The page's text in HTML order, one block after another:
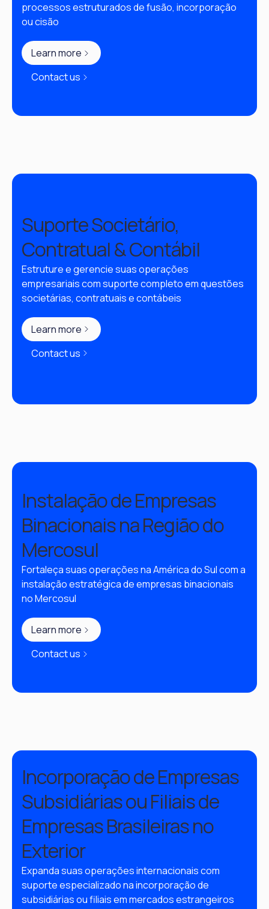
processos estruturados de fusão, incorporação
ou cisão
Learn more
Contact us
Suporte Societário,
Contratual & Contábil
Estruture e gerencie suas operações
empresariais com suporte completo em questões
societárias, contratuais e contábeis
Learn more
Contact us
Instalação de Empresas
Binacionais na Região do
Mercosul
Fortaleça suas operações na América do Sul com a
instalação estratégica de empresas binacionais
no Mercosul
Learn more
Contact us
Incorporação de Empresas
Subsidiárias ou Filiais de
Empresas Brasileiras no
Exterior
Expanda suas operações internacionais com
suporte especializado na incorporação de
subsidiárias ou filiais em mercados estrangeiros